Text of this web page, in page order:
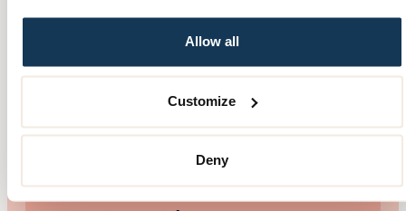
Allow all
Customize
Deny
Måltiden är en viktig del av dagen som vi
gärna gör lite extra trevlig.
Vi är måna om att erbjuda god och näringsrik mat i en
trevlig och harmonisk miljö och har därför ett särskilt
måltidsmiljökoncept som vi kallar för Matlust.